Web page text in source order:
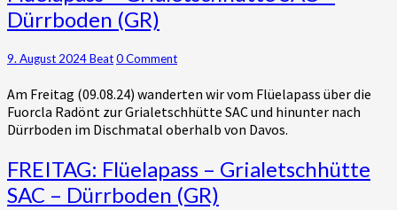
–
Grialetschhütte
–
(GR)
Dürrboden (GR)
9. August 2024BeatComments
0 Comment
Am Freitag (09.08.24) wanderten wir vom Flüelapass über die
Fuorcla Radönt zur Grialetschhütte SAC und hinunter nach
Dürrboden im Dischmatal oberhalb von Davos.
FREITAG:
Flüelapass
–
FREITAG: Flüelapass – Grialetschhütte
SAC – Dürrboden (GR)